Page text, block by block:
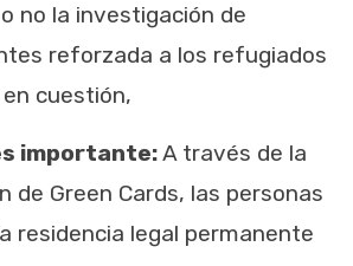
no la investigación de
reforzada a los refugiados
cuestión,
importante:A través de la
de Green Cards, las personas
residencia legal permanente